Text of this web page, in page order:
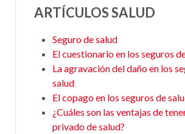
ARTÍCULOS SALUD
Seguro de salud
El cuestionario en los seguros
La agravación del daño en los
salud
El copago en los seguros de
¿Cuáles son las ventajas de
privado de salud?